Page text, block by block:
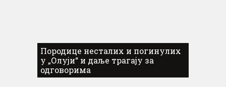
Породице несталих и погинулих
у „Олуји“ и даље трагају за
одговорима